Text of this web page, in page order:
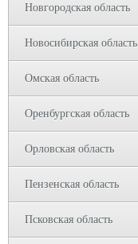
Новгородская область
Новосибирская область
Омская область
Оренбургская область
Орловская область
Пензенская область
Псковская область